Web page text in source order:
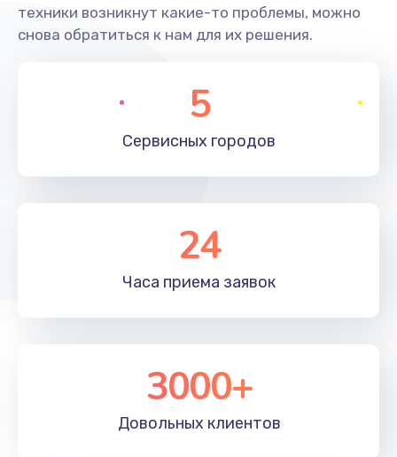
техники возникнут какие-то проблемы, можно
снова обратиться к нам для их решения.
5
Сервисных городов
24
Часа приема заявок
3000+
Довольных клиентов